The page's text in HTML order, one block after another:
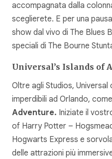
accompagnata dalla
sceglierete. E per una
show dal vivo di The Blues
speciali di The Bourne
Universal’s Islands of
Oltre agli Studios,
imperdibili ad Orlando,
Adventure. Iniziate il
of Harry Potter –
Hogwarts Express e
delle attrazioni più